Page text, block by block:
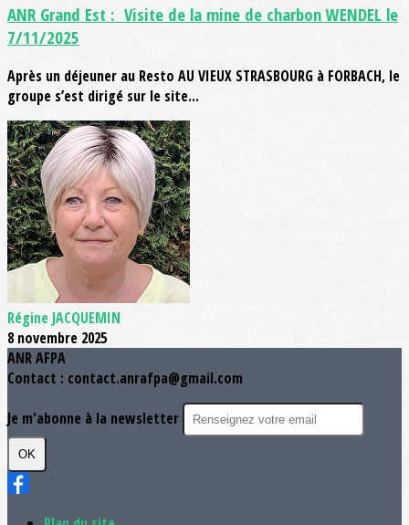
ANR Grand Est : Visite de la mine de charbon WENDEL le
7/11/2025
Après un déjeuner au Resto AU VIEUX STRASBOURG à FORBACH, le
groupe s’est dirigé sur le site...
Régine JACQUEMIN
8 novembre 2025
ANR AFPA
Contact : contact.anrafpa@gmail.com
Je m'abonne à la newsletter
OK